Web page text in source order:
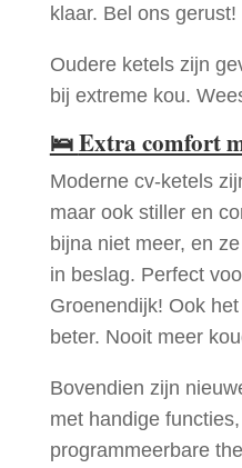
klaar. Bel ons gerust!
Oudere ketels zijn
bij extreme kou.
🛌Extra comfort
Moderne cv-ketels
maar ook stiller en
bijna niet meer, en
in beslag. Perfect
Groenendijk! Ook
beter. Nooit meer
Bovendien zijn
met handige
programmeerbare